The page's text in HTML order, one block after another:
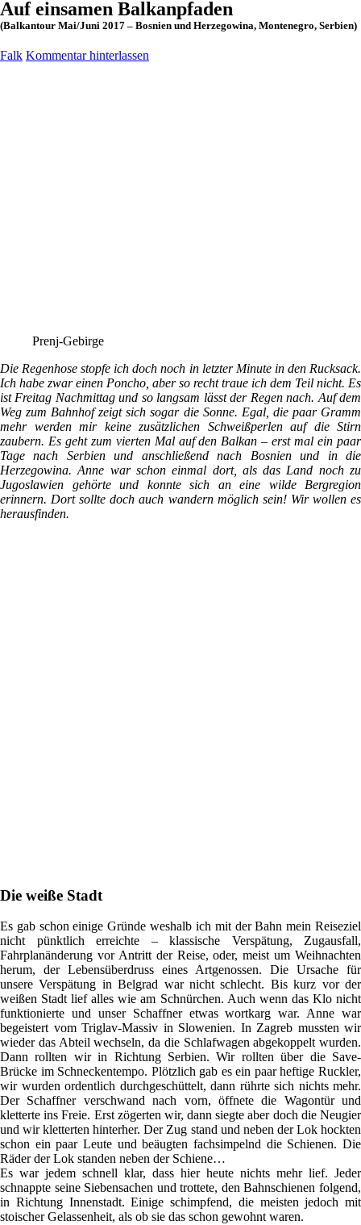
Auf einsamen Balkanpfaden
(Balkantour Mai/Juni 2017 – Bosnien und Herzegowina, Montenegro, Serbien)
Falk Kommentar hinterlassen
Prenj-Gebirge
Die Regenhose stopfe ich doch noch in letzter Minute in den Rucksack.
Ich habe zwar einen Poncho, aber so recht traue ich dem Teil nicht. Es
ist Freitag Nachmittag und so langsam lässt der Regen nach. Auf dem
Weg zum Bahnhof zeigt sich sogar die Sonne. Egal, die paar Gramm
mehr werden mir keine zusätzlichen Schweißperlen auf die Stirn
zaubern. Es geht zum vierten Mal auf den Balkan – erst mal ein paar
Tage nach Serbien und anschließend nach Bosnien und in die
Herzegowina. Anne war schon einmal dort, als das Land noch zu
Jugoslawien gehörte und konnte sich an eine wilde Bergregion
erinnern. Dort sollte doch auch wandern möglich sein! Wir wollen es
herausfinden.
Die weiße Stadt
Es gab schon einige Gründe weshalb ich mit der Bahn mein Reiseziel
nicht pünktlich erreichte – klassische Verspätung, Zugausfall,
Fahrplanänderung vor Antritt der Reise, oder, meist um Weihnachten
herum, der Lebensüberdruss eines Artgenossen. Die Ursache für
unsere Verspätung in Belgrad war nicht schlecht. Bis kurz vor der
weißen Stadt lief alles wie am Schnürchen. Auch wenn das Klo nicht
funktionierte und unser Schaffner etwas wortkarg war. Anne war
begeistert vom Triglav-Massiv in Slowenien. In Zagreb mussten wir
wieder das Abteil wechseln, da die Schlafwagen abgekoppelt wurden.
Dann rollten wir in Richtung Serbien. Wir rollten über die Save-
Brücke im Schneckentempo. Plötzlich gab es ein paar heftige Ruckler,
wir wurden ordentlich durchgeschüttelt, dann rührte sich nichts mehr.
Der Schaffner verschwand nach vorn, öffnete die Wagontür und
kletterte ins Freie. Erst zögerten wir, dann siegte aber doch die Neugier
und wir kletterten hinterher. Der Zug stand und neben der Lok hockten
schon ein paar Leute und beäugten fachsimpelnd die Schienen. Die
Räder der Lok standen neben der Schiene…
Es war jedem schnell klar, dass hier heute nichts mehr lief. Jeder
schnappte seine Siebensachen und trottete, den Bahnschienen folgend,
in Richtung Innenstadt. Einige schimpfend, die meisten jedoch mit
stoischer Gelassenheit, als ob sie das schon gewohnt waren.